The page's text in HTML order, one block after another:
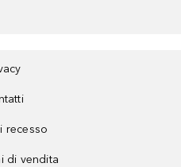
recesso
di vendita